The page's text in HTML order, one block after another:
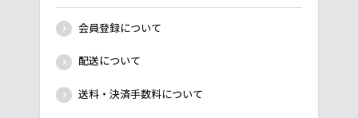
会員登録について
配送について
送料・決済手数料について